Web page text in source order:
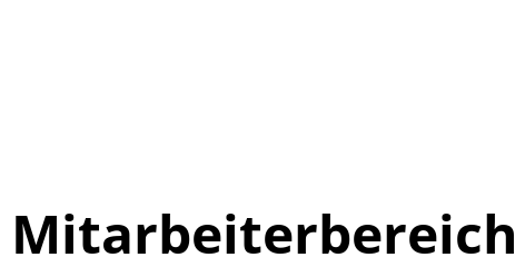
Mitarbeiterbereich